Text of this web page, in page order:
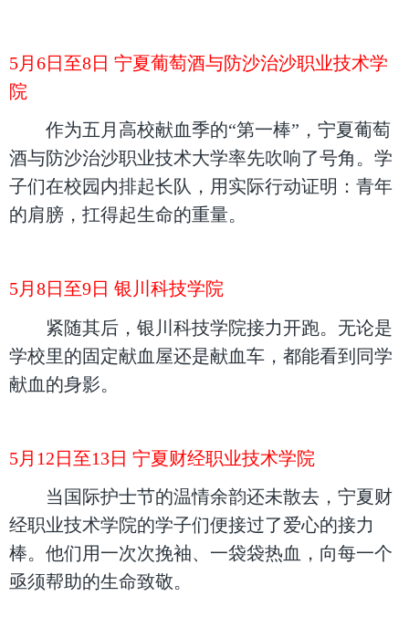
5月6日至8日 宁夏葡萄酒与防沙治沙职业技术学
院
作为五月高校献血季的“第一棒”，宁夏葡萄
酒与防沙治沙职业技术大学率先吹响了号角。学
子们在校园内排起长队，用实际行动证明：青年
的肩膀，扛得起生命的重量。
5月8日至9日 银川科技学院
紧随其后，银川科技学院接力开跑。无论是
学校里的固定献血屋还是献血车，都能看到同学
献血的身影。
5月12日至13日 宁夏财经职业技术学院
当国际护士节的温情余韵还未散去，宁夏财
经职业技术学院的学子们便接过了爱心的接力
棒。他们用一次次挽袖、一袋袋热血，向每一个
亟须帮助的生命致敬。